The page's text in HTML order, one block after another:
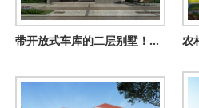
带开放式车库的二层别墅！配土灶、室外楼梯，新颖还显品味